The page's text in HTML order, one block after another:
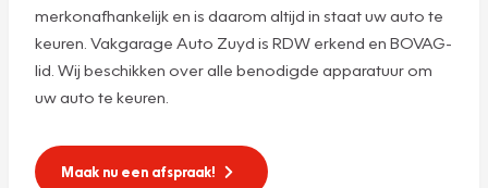
merkonafhankelijk en is daarom altijd in staat uw auto te
keuren. Vakgarage Auto Zuyd is RDW erkend en BOVAG-
lid. Wij beschikken over alle benodigde apparatuur om
uw auto te keuren.
Maak nu een afspraak!